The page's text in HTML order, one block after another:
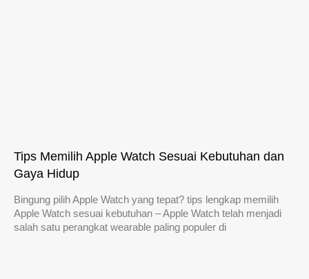
Tips Memilih Apple Watch Sesuai Kebutuhan dan
Gaya Hidup
Bingung pilih Apple Watch yang tepat? tips lengkap memilih
Apple Watch sesuai kebutuhan – Apple Watch telah menjadi
salah satu perangkat wearable paling populer di